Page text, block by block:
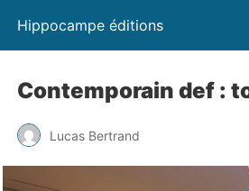
Hippocampe éditions
Contemporain def :
Lucas Bertrand